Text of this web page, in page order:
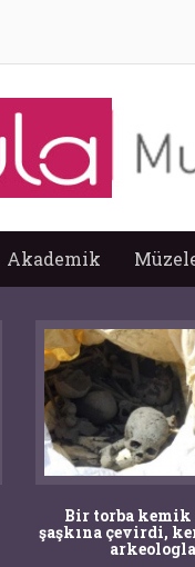
Akademik
Bir torba kemik
şaşkına çevirdi,